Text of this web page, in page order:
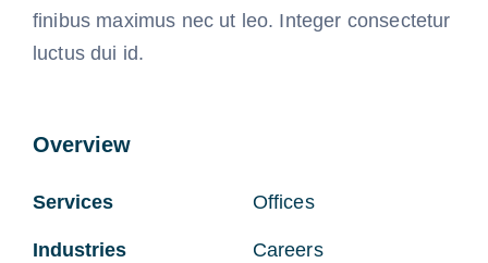
finibus maximus nec ut leo. Integer consectetur
luctus dui id.
Overview
Services
Industries
Offices
Careers